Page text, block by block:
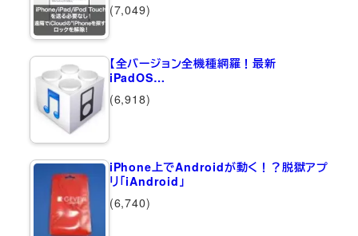
(7,049)
【全バージョン全機種網羅！最新
iPadOS…
(6,918)
iPhone上でAndroidが動く！？脱獄アプ
リ「iAndroid」
(6,740)